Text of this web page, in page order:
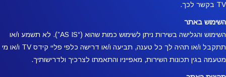
TV בקשר לכך.
השימוש באתר
השימוש והגלישה בשירות ניתן לשימוש כמות שהוא (“AS IS”). לא תשמע ו/או
תתקבל ו/או תהיה לך כל טענה, תביעה ו/או דרישה כלפי פליי קידס TV ו/או מי
מטעמה בגין תכונות השירות, מאפייניו והתאמתו לצרכיך ולדרישותיך.